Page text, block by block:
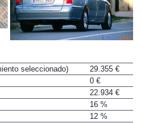
seleccionado)
29.355 €
0 €
22.934 €
16 %
12 %